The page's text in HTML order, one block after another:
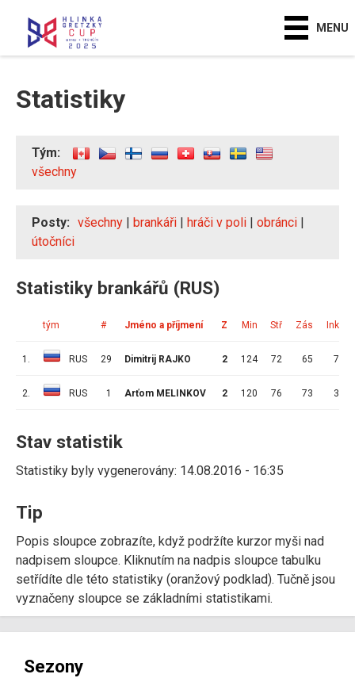
MENU
Statistiky
Tým:
všechny
Posty: všechny | brankáři | hráči v poli | obránci |
útočníci
Statistiky brankářů (RUS)
tým # Jméno a příjmení Z Min Stř Zás Ink
1. RUS 29 Dimitrij RAJKO 2 124 72 65 7
2. RUS 1 Arťom MELINKOV 2 120 76 73 3
Stav statistik
Statistiky byly vygenerovány: 14.08.2016 - 16:35
Tip
Popis sloupce zobrazíte, když podržíte kurzor myši nad
nadpisem sloupce. Kliknutím na nadpis sloupce tabulku
setřídíte dle této statistiky (oranžový podklad). Tučně jsou
vyznačeny sloupce se základními statistikami.
Sezony